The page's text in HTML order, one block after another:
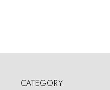
CATEGORY